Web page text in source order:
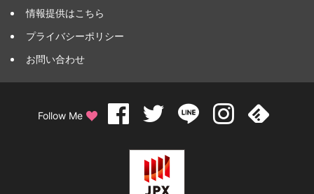
情報提供はこちら
プライバシーポリシー
お問い合わせ
Follow Me